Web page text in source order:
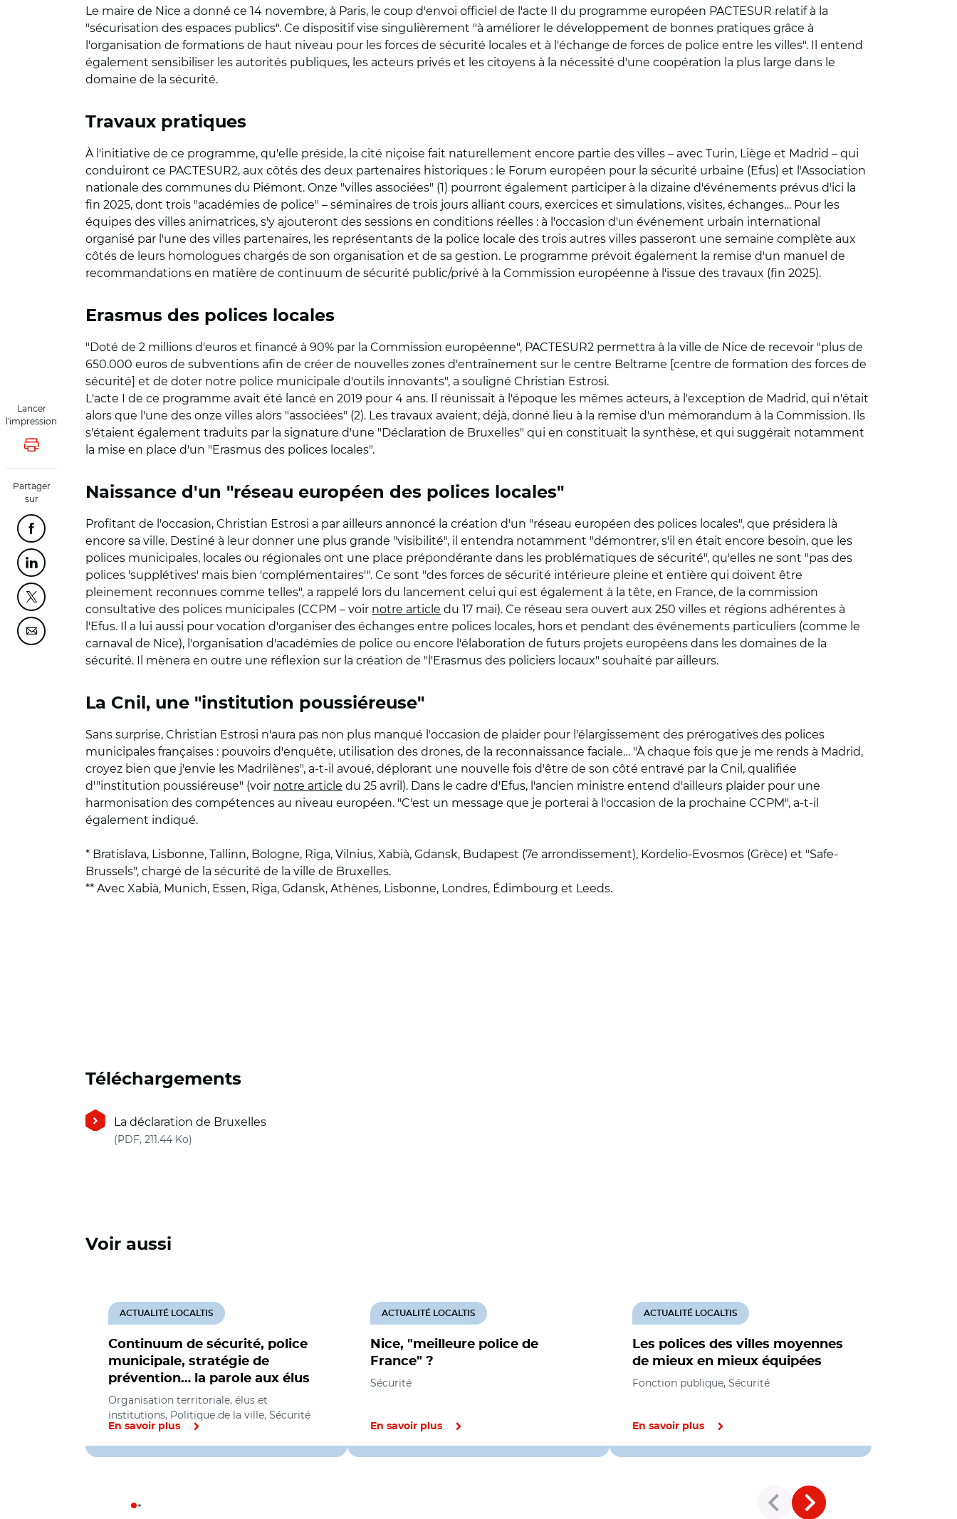
Lancer
l'impression
Lancer l'impression
Partager
sur
Partager cette page sur Facebook
Partager cette page sur Linkedin
Partager cette page sur Twitter
Partager cette page sur Courriel
Le maire de Nice a donné ce 14 novembre, à Paris, le coup d'envoi officiel de l'acte II du programme européen PACTESUR relatif à la
"sécurisation des espaces publics". Ce dispositif vise singulièrement "à améliorer le développement de bonnes pratiques grâce à
l'organisation de formations de haut niveau pour les forces de sécurité locales et à l'échange de forces de police entre les villes". Il entend
également sensibiliser les autorités publiques, les acteurs privés et les citoyens à la nécessité d'une coopération la plus large dans le
domaine de la sécurité.
Travaux pratiques
À l'initiative de ce programme, qu'elle préside, la cité niçoise fait naturellement encore partie des villes – avec Turin, Liège et Madrid – qui
conduiront ce PACTESUR2, aux côtés des deux partenaires historiques : le Forum européen pour la sécurité urbaine (Efus) et l'Association
nationale des communes du Piémont. Onze "villes associées" (1) pourront également participer à la dizaine d'événements prévus d'ici la
fin 2025, dont trois "académies de police" – séminaires de trois jours alliant cours, exercices et simulations, visites, échanges… Pour les
équipes des villes animatrices, s'y ajouteront des sessions en conditions réelles : à l'occasion d'un événement urbain international
organisé par l'une des villes partenaires, les représentants de la police locale des trois autres villes passeront une semaine complète aux
côtés de leurs homologues chargés de son organisation et de sa gestion. Le programme prévoit également la remise d'un manuel de
recommandations en matière de continuum de sécurité public/privé à la Commission européenne à l'issue des travaux (fin 2025).
Erasmus des polices locales
"Doté de 2 millions d'euros et financé à 90% par la Commission européenne", PACTESUR2 permettra à la ville de Nice de recevoir "plus de
650.000 euros de subventions afin de créer de nouvelles zones d'entraînement sur le centre Beltrame [centre de formation des forces de
sécurité] et de doter notre police municipale d'outils innovants", a souligné Christian Estrosi.
L'acte I de ce programme avait été lancé en 2019 pour 4 ans. Il réunissait à l'époque les mêmes acteurs, à l'exception de Madrid, qui n'était
alors que l'une des onze villes alors "associées" (2). Les travaux avaient, déjà, donné lieu à la remise d'un mémorandum à la Commission. Ils
s'étaient également traduits par la signature d'une "Déclaration de Bruxelles" qui en constituait la synthèse, et qui suggérait notamment
la mise en place d'un "Erasmus des polices locales".
Naissance d'un "réseau européen des polices locales"
Profitant de l'occasion, Christian Estrosi a par ailleurs annoncé la création d'un "réseau européen des polices locales", que présidera là
encore sa ville. Destiné à leur donner une plus grande "visibilité", il entendra notamment "démontrer, s'il en était encore besoin, que les
polices municipales, locales ou régionales ont une place prépondérante dans les problématiques de sécurité", qu'elles ne sont "pas des
polices 'supplétives' mais bien 'complémentaires'". Ce sont "des forces de sécurité intérieure pleine et entière qui doivent être
pleinement reconnues comme telles", a rappelé lors du lancement celui qui est également à la tête, en France, de la commission
consultative des polices municipales (CCPM – voir notre article du 17 mai). Ce réseau sera ouvert aux 250 villes et régions adhérentes à
l'Efus. Il a lui aussi pour vocation d'organiser des échanges entre polices locales, hors et pendant des événements particuliers (comme le
carnaval de Nice), l'organisation d'académies de police ou encore l'élaboration de futurs projets européens dans les domaines de la
sécurité. Il mènera en outre une réflexion sur la création de "l'Erasmus des policiers locaux" souhaité par ailleurs.
La Cnil, une "institution poussiéreuse"
Sans surprise, Christian Estrosi n'aura pas non plus manqué l'occasion de plaider pour l'élargissement des prérogatives des polices
municipales françaises : pouvoirs d'enquête, utilisation des drones, de la reconnaissance faciale… "À chaque fois que je me rends à Madrid,
croyez bien que j'envie les Madrilènes", a-t-il avoué, déplorant une nouvelle fois d'être de son côté entravé par la Cnil, qualifiée
d'"institution poussiéreuse" (voir notre article du 25 avril). Dans le cadre d'Efus, l'ancien ministre entend d'ailleurs plaider pour une
harmonisation des compétences au niveau européen. "C'est un message que je porterai à l'occasion de la prochaine CCPM", a-t-il
également indiqué.
* Bratislava, Lisbonne, Tallinn, Bologne, Riga, Vilnius, Xabià, Gdansk, Budapest (7e arrondissement), Kordelio-Evosmos (Grèce) et "Safe-
Brussels", chargé de la sécurité de la ville de Bruxelles.
** Avec Xabià, Munich, Essen, Riga, Gdansk, Athènes, Lisbonne, Londres, Édimbourg et Leeds.
Téléchargements
La déclaration de Bruxelles
(PDF, 211.44 Ko)
Voir aussi
Continuum de sécurité, police
municipale, stratégie de
prévention… la parole aux élus
ACTUALITÉ LOCALTIS
Organisation territoriale, élus et
institutions, Politique de la ville, Sécurité
En savoir plus
Nice, "meilleure police de
France" ?
ACTUALITÉ LOCALTIS
Sécurité
En savoir plus
Les polices des villes moyennes
de mieux en mieux équipées
ACTUALITÉ LOCALTIS
Fonction publique, Sécurité
En savoir plus